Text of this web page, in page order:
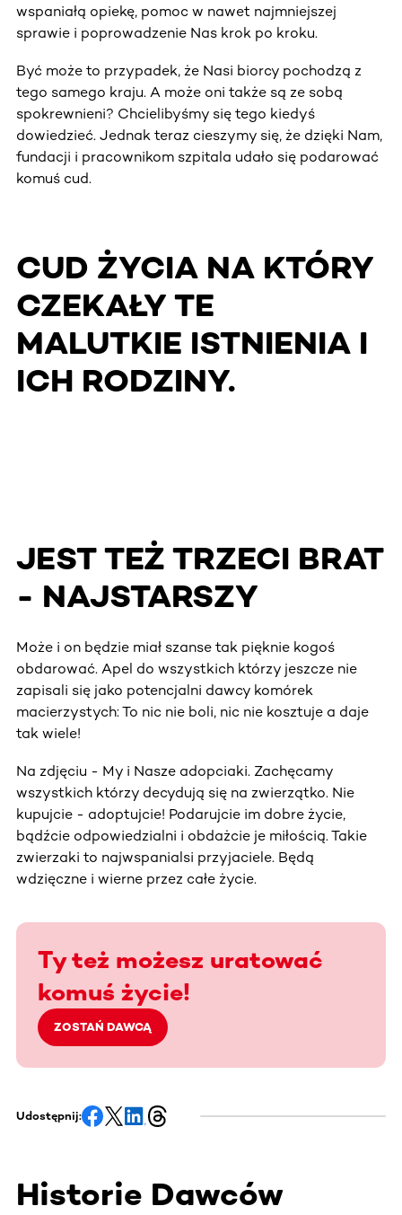
wspaniałą opiekę, pomoc w nawet najmniejszej
sprawie i poprowadzenie Nas krok po kroku.
Być może to przypadek, że Nasi biorcy pochodzą z
tego samego kraju. A może oni także są ze sobą
spokrewnieni? Chcielibyśmy się tego kiedyś
dowiedzieć. Jednak teraz cieszymy się, że dzięki Nam,
fundacji i pracownikom szpitala udało się podarować
komuś cud.
CUD ŻYCIA NA KTÓRY
CZEKAŁY TE
MALUTKIE ISTNIENIA I
ICH RODZINY.
JEST TEŻ TRZECI BRAT
- NAJSTARSZY
Może i on będzie miał szanse tak pięknie kogoś
obdarować. Apel do wszystkich którzy jeszcze nie
zapisali się jako potencjalni dawcy komórek
macierzystych: To nic nie boli, nic nie kosztuje a daje
tak wiele!
Na zdjęciu - My i Nasze adopciaki. Zachęcamy
wszystkich którzy decydują się na zwierzątko. Nie
kupujcie - adoptujcie! Podarujcie im dobre życie,
bądźcie odpowiedzialni i obdażcie je miłością. Takie
zwierzaki to najwspanialsi przyjaciele. Będą
wdzięczne i wierne przez całe życie.
Ty też możesz uratować
komuś życie!
ZOSTAŃ DAWCĄ
Udostępnij:
Historie Dawców